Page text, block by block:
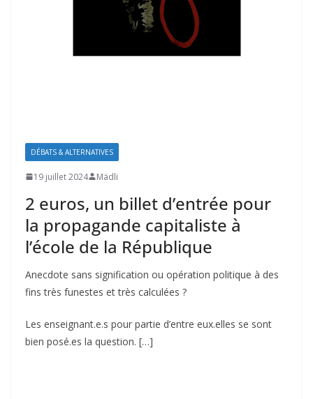
DÉBATS & ALTERNATIVES
19 juillet 2024 Mädli
2 euros, un billet d’entrée pour
la propagande capitaliste à
l’école de la République
Anecdote sans signification ou opération politique à des
fins très funestes et très calculées ?
Les enseignant.e.s pour partie d’entre eux.elles se sont
bien posé.es la question. […]